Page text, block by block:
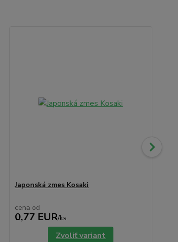
Japonská zmes Kosaki
cena od
0,77 EUR/ks
Zvoliť variant